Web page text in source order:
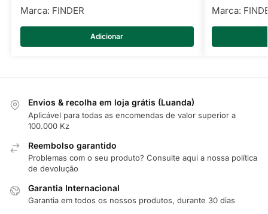
Marca: FINDER
Adicionar
Marca:
Envios & recolha em loja grátis (Luanda)
Aplicável para todas as encomendas de valor superior a
100.000 Kz
Reembolso garantido
Problemas com o seu produto? Consulte aqui a nossa política
de devolução
Garantia Internacional
Garantia em todos os nossos produtos, durante 30 dias